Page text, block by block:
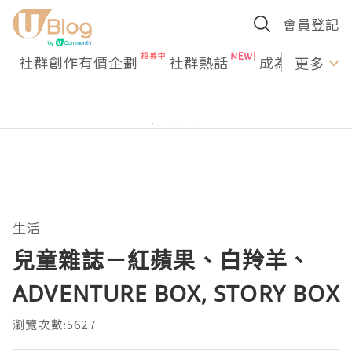
會員登記
社群創作有價企劃 社群熱話 成為U更多
生活
兒童雜誌－紅蘋果、白羚羊、
ADVENTURE BOX, STORY BOX
瀏覽次數:5627